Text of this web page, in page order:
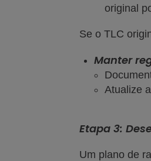
original
Se o TLC
Manter
Atualize
Etapa 3:
Um plano de